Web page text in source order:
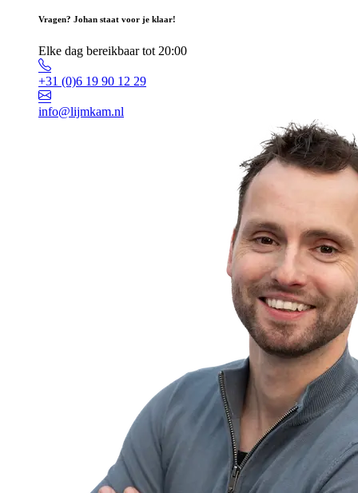
Vragen? Johan staat voor je klaar!
Elke dag bereikbaar tot 20:00
+31 (0)6 19 90 12 29
info@lijmkam.nl